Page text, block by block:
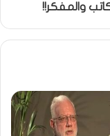
والمفكر!!